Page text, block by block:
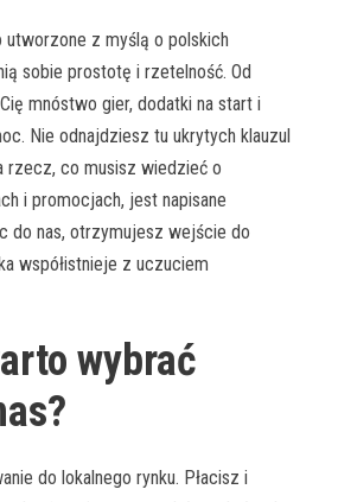
utworzone z myślą o polskich
sobie prostotę i rzetelność. Od
mnóstwo gier, dodatki na start i
Nie odnajdziesz tu ukrytych klauzul
rzecz, co musisz wiedzieć o
i promocjach, jest napisane
do nas, otrzymujesz wejście do
współistnieje z uczuciem
wybrać
do lokalnego rynku. Płacisz i